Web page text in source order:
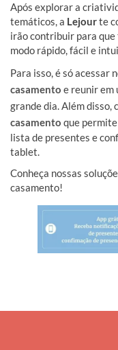
Após explorar a
temáticos, a Lejourte
irão contribuir para que
modo rápido, fácil e
Para isso, é só acessar
casamento e reunir em
grande dia. Além disso,
casamento que
lista de presentes e
tablet.
Conheça nossas
casamento!